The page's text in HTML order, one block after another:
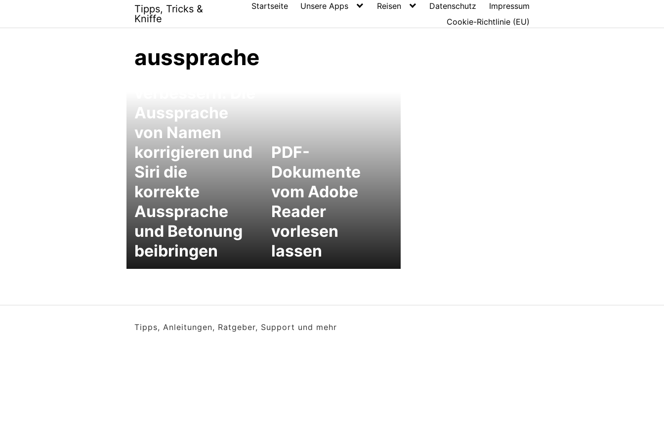
content
Tipps, Tricks &
Kniffe
Startseite Unsere Apps Reisen Datenschutz
Impressum
Cookie-Richtlinie (EU)
aussprache
iPhone Siri
Aussprache
von Namen
korrigieren und
Siri die
korrekte
Aussprache
und Betonung
beibringen
PDF-
Dokumente
vom Adobe
Reader
vorlesen
lassen
Tipps, Anleitungen, Ratgeber, Support und mehr